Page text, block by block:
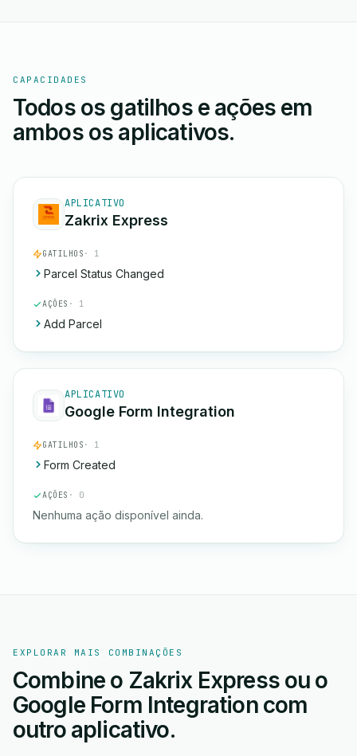
CAPACIDADES
Todos os gatilhos e ações em
ambos os aplicativos.
APLICATIVO
Zakrix Express
GATILHOS · 1
Parcel Status Changed
AÇÕES · 1
Add Parcel
APLICATIVO
Google Form Integration
GATILHOS · 1
Form Created
AÇÕES · 0
Nenhuma ação disponível ainda.
EXPLORAR MAIS COMBINAÇÕES
Combine o Zakrix Express ou o
Google Form Integration com
outro aplicativo.